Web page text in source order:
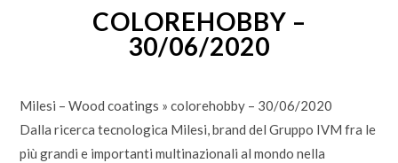
COLOREHOBBY –
30/06/2020
Milesi – Wood coatings »colorehobby – 30/06/2020
Dalla ricerca tecnologica Milesi, brand del Gruppo IVM fra le
più grandi e importanti multinazionali al mondo nella